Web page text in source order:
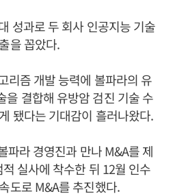
성과로 두 회사 인공지능 기술
을 꼽았다.
리즘 개발 능력에 볼파라의 유
을 결합해 유방암 검진 기술 수
됐다는 기대감이 흘러나왔다.
파라 경영진과 만나 M&A를 제
실사에 착수한 뒤 12월 인수
도로 M&A를 추진했다.